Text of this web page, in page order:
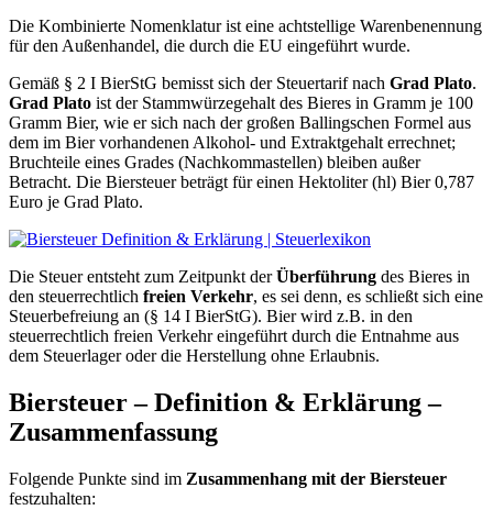
Die Kombinierte Nomenklatur ist eine achtstellige Warenbenennung
für den Außenhandel, die durch die EU eingeführt wurde.
Gemäß § 2 I BierStG bemisst sich der Steuertarif nach Grad Plato.
Grad Plato ist der Stammwürzegehalt des Bieres in Gramm je 100
Gramm Bier, wie er sich nach der großen Ballingschen Formel aus
dem im Bier vorhandenen Alkohol- und Extraktgehalt errechnet;
Bruchteile eines Grades (Nachkommastellen) bleiben außer
Betracht. Die Biersteuer beträgt für einen Hektoliter (hl) Bier 0,787
Euro je Grad Plato.
Die Steuer entsteht zum Zeitpunkt derÜberführung des Bieres in
den steuerrechtlich freien Verkehr, es sei denn, es schließt sich eine
Steuerbefreiung an (§ 14 I BierStG). Bier wird z.B. in den
steuerrechtlich freien Verkehr eingeführt durch die Entnahme aus
dem Steuerlager oder die Herstellung ohne Erlaubnis.
Biersteuer – Definition & Erklärung –
Zusammenfassung
Folgende Punkte sind im Zusammenhang mit der Biersteuer
festzuhalten: